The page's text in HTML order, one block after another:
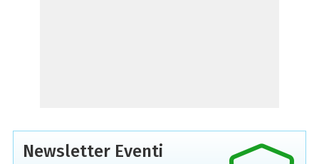
Newsletter Eventi